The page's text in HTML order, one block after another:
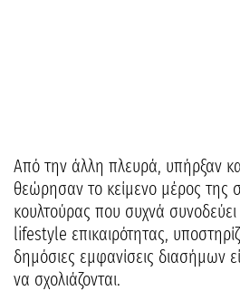
Από την άλλη πλευρά, υπήρξαν
θεώρησαν το κείμενο μέρος της
κουλτούρας που συχνά
lifestyle επικαιρότητας,
δημόσιες εμφανίσεις διασήμων
να σχολιάζονται.